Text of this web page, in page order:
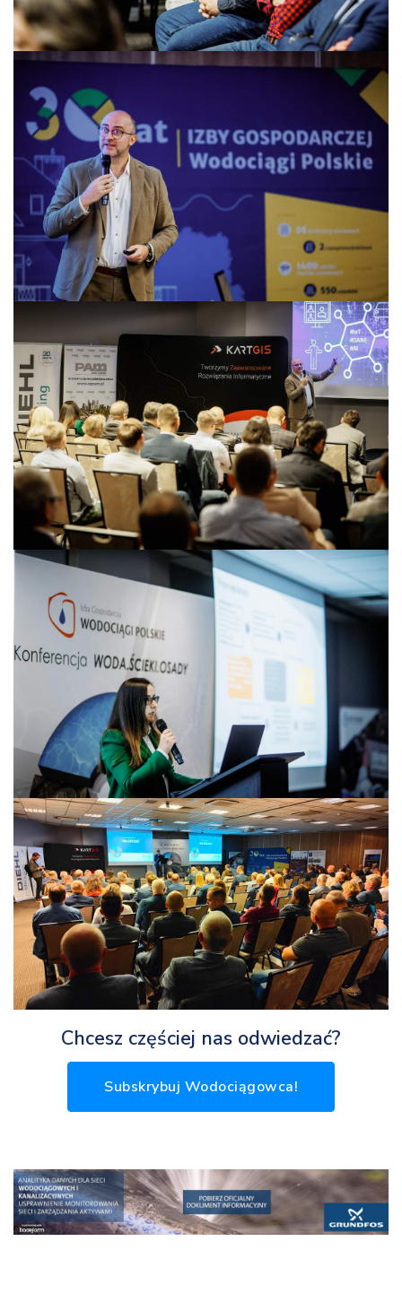
Chcesz częściej nas odwiedzać?
Subskrybuj Wodociągowca!